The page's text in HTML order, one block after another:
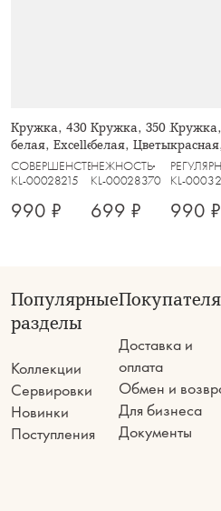
Кружка, 430 мл, 2 шт, фарфор F,
белая, Excellence
СОВЕРШЕНСТВО
KL-00028215
990 ₽
Кружка, 350 мл, 2
белая, Цветы и
НЕЖНОСТЬ
KL-00028370
699 ₽
KL-
990 ₽
Популярные
разделы
Коллекции
Сервировки
Новинки
Поступления
Доставка и
оплата
Обмен и
Для бизнеса
Документы